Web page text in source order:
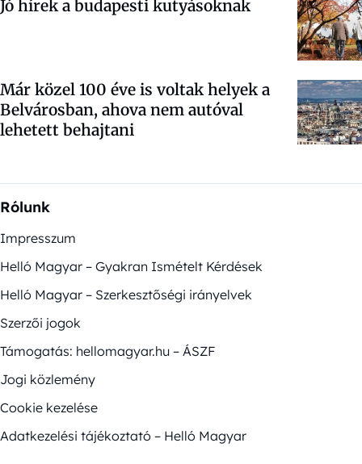
Jó hírek a budapesti kutyásoknak
Már közel 100 éve is voltak helyek a
Belvárosban, ahova nem autóval
lehetett behajtani
Rólunk
Impresszum
Helló Magyar – Gyakran Ismételt Kérdések
Helló Magyar – Szerkesztőségi irányelvek
Szerzői jogok
Támogatás: hellomagyar.hu – ÁSZF
Jogi közlemény
Cookie kezelése
Adatkezelési tájékoztató – Helló Magyar